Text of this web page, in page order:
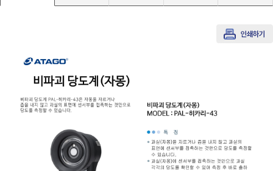
화학기기/교반기
화상카메라